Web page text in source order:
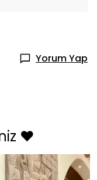
Yorum Yap
❤️